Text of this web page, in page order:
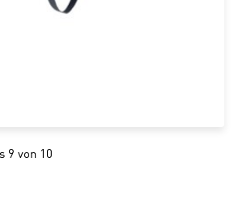
9 von 10